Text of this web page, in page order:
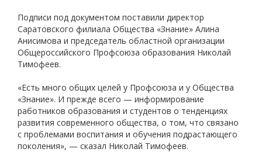
Подписи под документом поставили директор
Саратовского филиала Общества «Знание» Алина
Анисимова и председатель областной организации
Общероссийского Профсоюза образования Николай
Тимофеев.
«Есть много общих целей у Профсоюза и у Общества
«Знание». И прежде всего — информирование
работников образования и студентов о тенденциях
развития современного общества, о том, что связано
с проблемами воспитания и обучения подрастающего
поколения», — сказал Николай Тимофеев.